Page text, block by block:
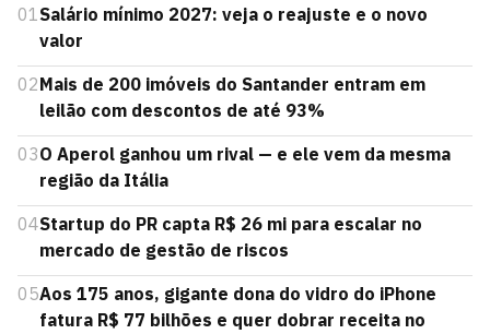
01Salário mínimo 2027: veja o reajuste e o novo
valor
02Mais de 200 imóveis do Santander entram em
leilão com descontos de até 93%
03O Aperol ganhou um rival — e ele vem da mesma
região da Itália
04Startup do PR capta R$ 26 mi para escalar no
mercado de gestão de riscos
05Aos 175 anos, gigante dona do vidro do iPhone
fatura R$ 77 bilhões e quer dobrar receita no